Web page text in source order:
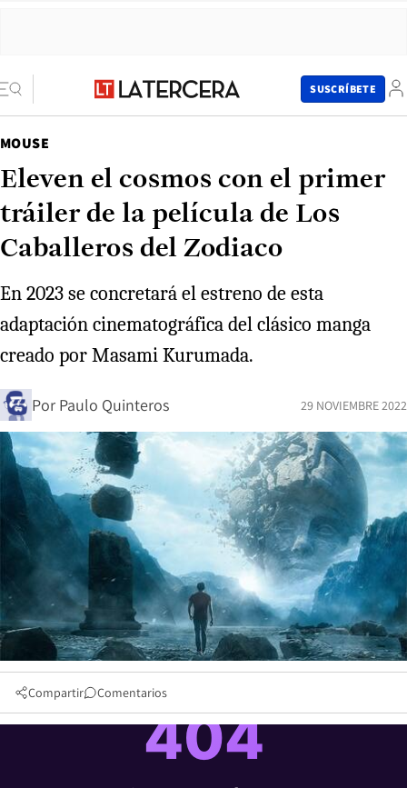
SUSCRÍBETE
MOUSE
Eleven el cosmos con el primer
tráiler de la película de Los
Caballeros del Zodiaco
En 2023 se concretará el estreno de esta
adaptación cinematográfica del clásico manga
creado por Masami Kurumada.
Por Paulo Quinteros 29 NOVIEMBRE 2022
Compartir Comentarios